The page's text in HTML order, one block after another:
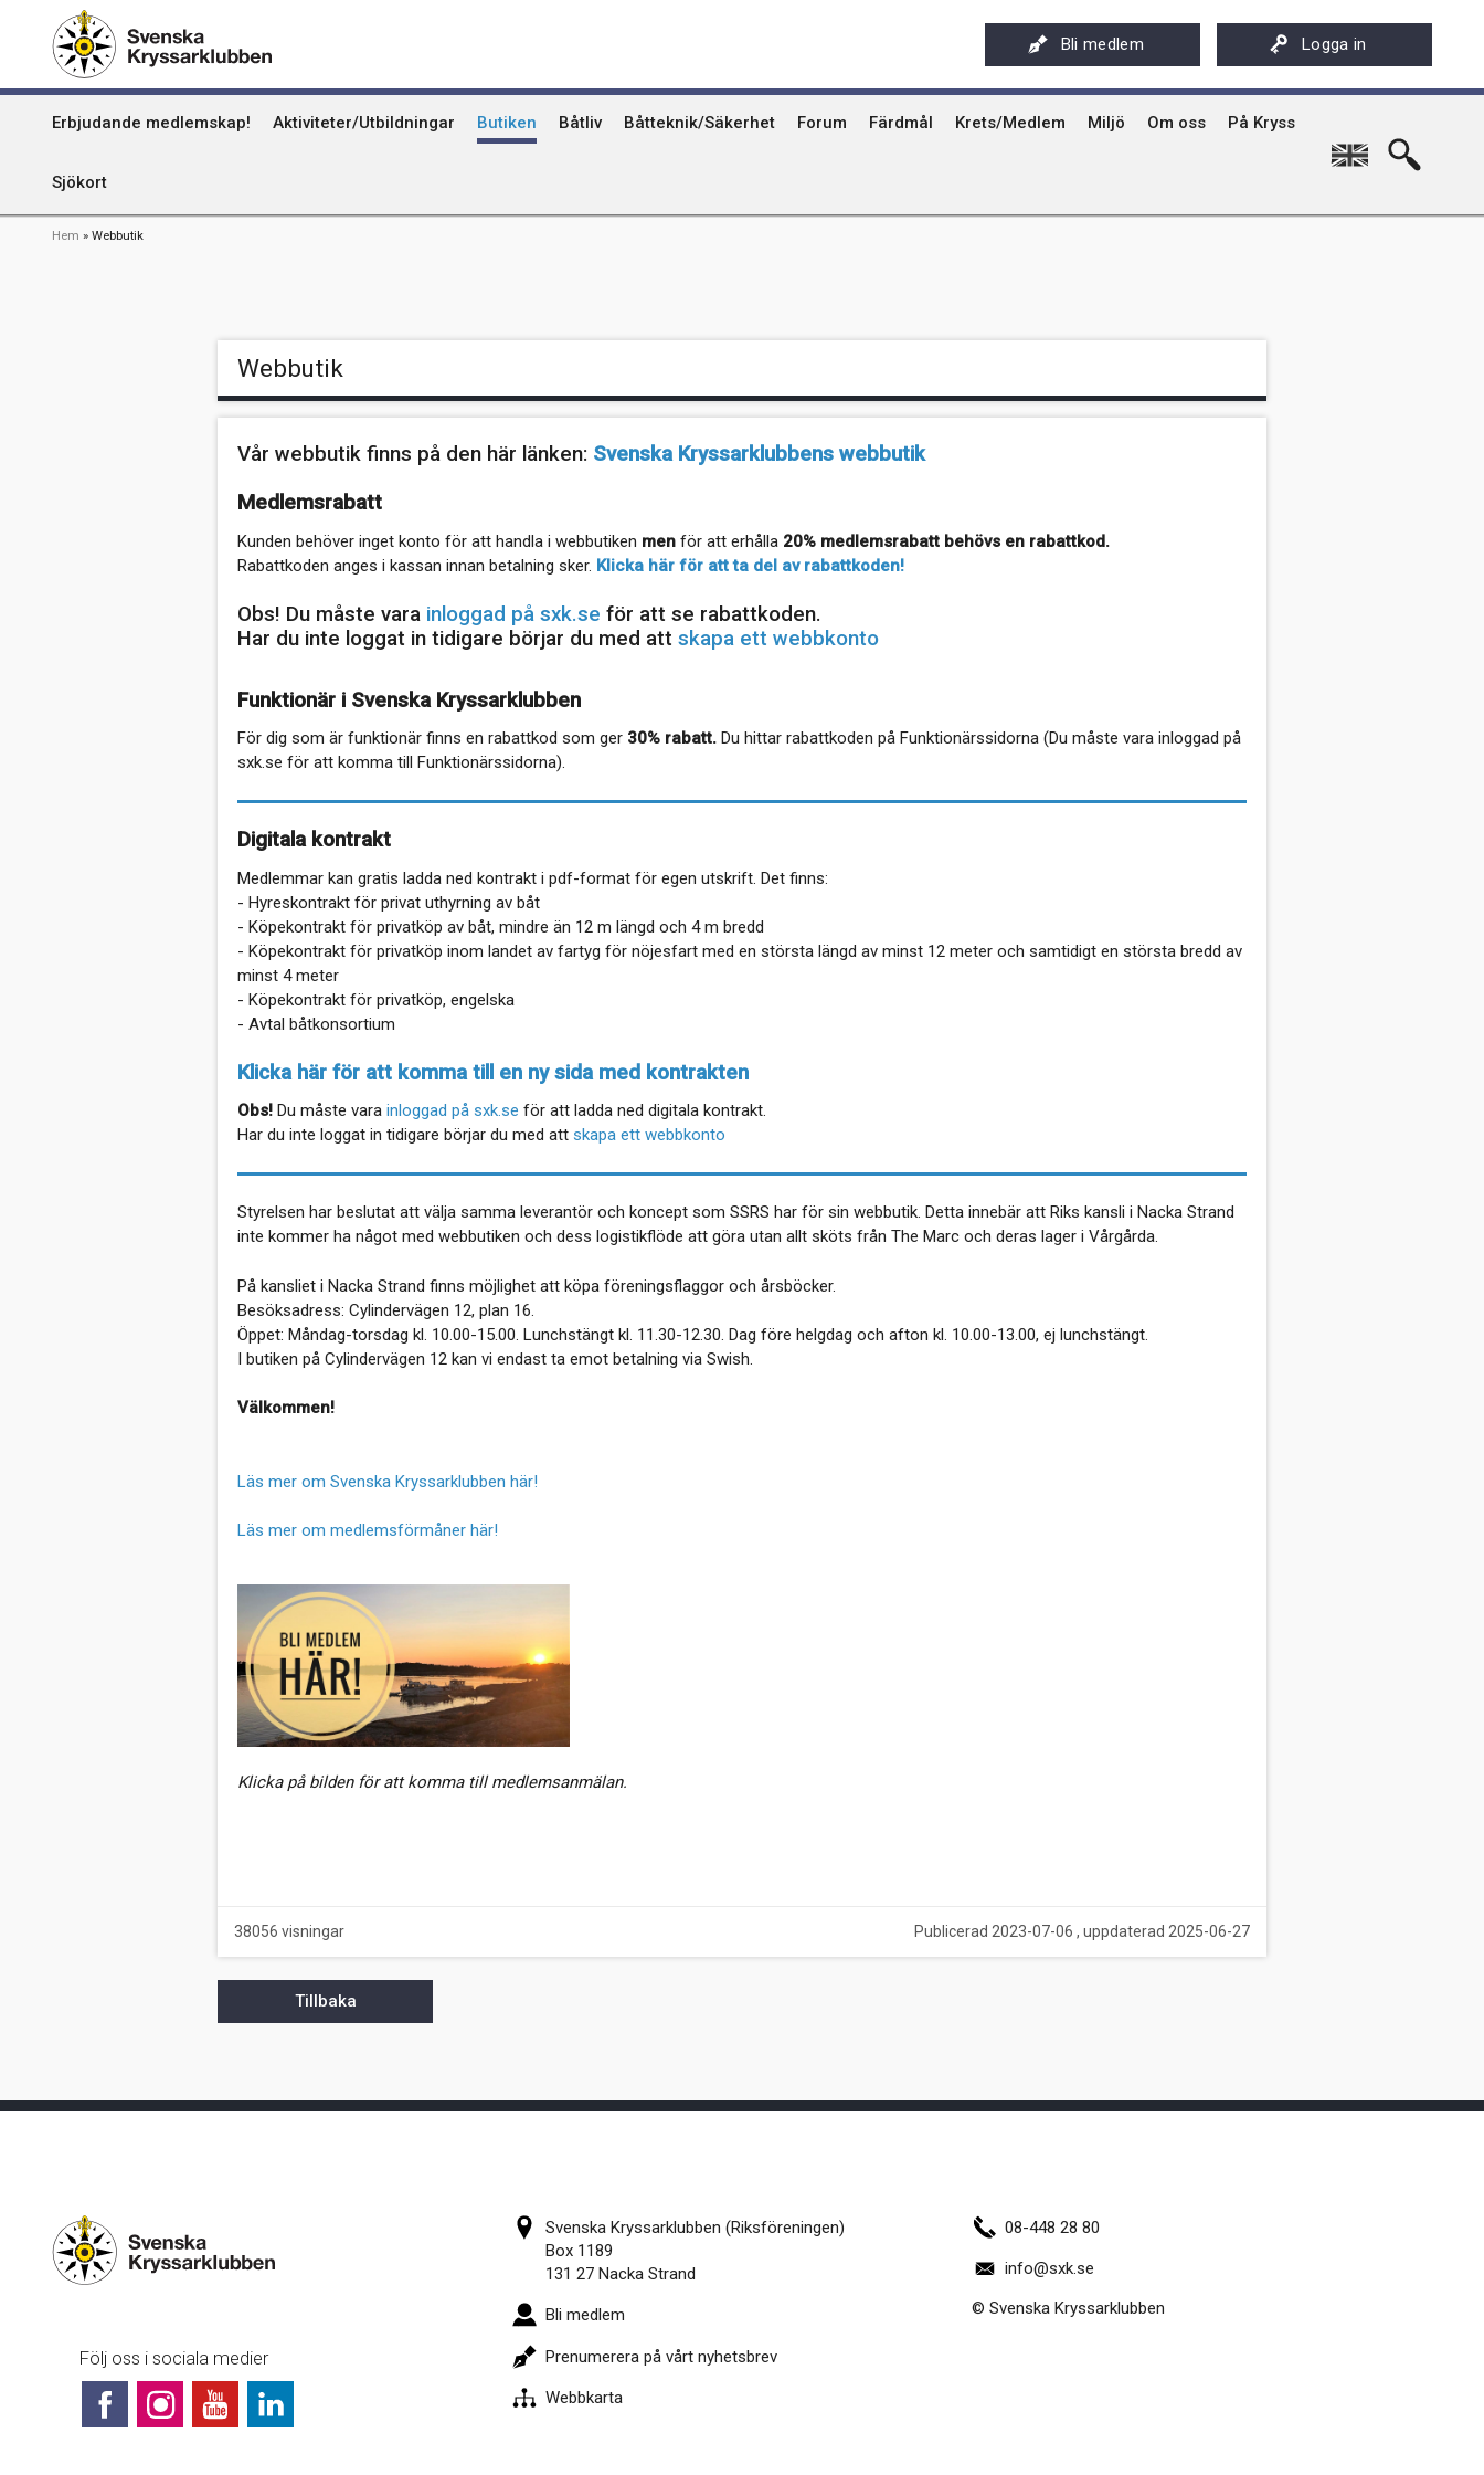
huvudinnehåll
Bli medlem Logga in
Erbjudande medlemskap! Aktiviteter/Utbildningar Butiken Båtliv
Toalettavfall och sjömackar
Båtteknik/Säkerhet Forum Färdmål
Stockholms skärgård
Krets/Medlem
Uthyrning av Kryssarklubbens IF-båtar och kajaker
Miljö Om oss
Svenska Kryssarklubben 100 år
På Kryss
På Kryss historia
Kryssarklubbens nyhetsbrev
Sjökort
Kummel
Uthamn
Naturhamn
English
Länkstig
Hem Webbutik
Webbutik
Vår webbutik finns på den här länken: Svenska Kryssarklubbens webbutik
Medlemsrabatt
Kunden behöver inget konto för att handla i webbutiken men för att erhålla 20% medlemsrabatt behövs en rabattkod.
Rabattkoden anges i kassan innan betalning sker. Klicka här för att ta del av rabattkoden!
Obs! Du måste vara inloggad på sxk.se för att se rabattkoden.
Har du inte loggat in tidigare börjar du med att skapa ett webbkonto
Funktionär i Svenska Kryssarklubben
För dig som är funktionär finns en rabattkod som ger 30% rabatt. Du hittar rabattkoden på Funktionärssidorna (Du måste vara inloggad på
sxk.se för att komma till Funktionärssidorna).
Digitala kontrakt
Medlemmar kan gratis ladda ned kontrakt i pdf-format för egen utskrift. Det finns:
- Hyreskontrakt för privat uthyrning av båt
- Köpekontrakt för privatköp av båt, mindre än 12 m längd och 4 m bredd
- Köpekontrakt för privatköp inom landet av fartyg för nöjesfart med en största längd av minst 12 meter och samtidigt en största bredd av
minst 4 meter
- Köpekontrakt för privatköp, engelska
- Avtal båtkonsortium
Klicka här för att komma till en ny sida med kontrakten
Obs! Du måste vara inloggad på sxk.se för att ladda ned digitala kontrakt.
Har du inte loggat in tidigare börjar du med att skapa ett webbkonto
Styrelsen har beslutat att välja samma leverantör och koncept som SSRS har för sin webbutik. Detta innebär att Riks kansli i Nacka Strand
inte kommer ha något med webbutiken och dess logistikflöde att göra utan allt sköts från The Marc och deras lager i Vårgårda.
På kansliet i Nacka Strand finns möjlighet att köpa föreningsflaggor och årsböcker.
Besöksadress: Cylindervägen 12, plan 16.
Öppet: Måndag-torsdag kl. 10.00-15.00. Lunchstängt kl. 11.30-12.30. Dag före helgdag och afton kl. 10.00-13.00, ej lunchstängt.
I butiken på Cylindervägen 12 kan vi endast ta emot betalning via Swish.
Välkommen!
Läs mer om Svenska Kryssarklubben här!
Läs mer om medlemsförmåner här!
Klicka på bilden för att komma till medlemsanmälan.
38056 visningar Publicerad 2023-07-06 , uppdaterad 2025-06-27
Tillbaka
Följ oss i sociala medier
Svenska Kryssarklubben (Riksföreningen)
Box 1189
131 27 Nacka Strand
Bli medlem
Prenumerera på vårt nyhetsbrev
Webbkarta
08-448 28 80
info@sxk.se
© Svenska Kryssarklubben